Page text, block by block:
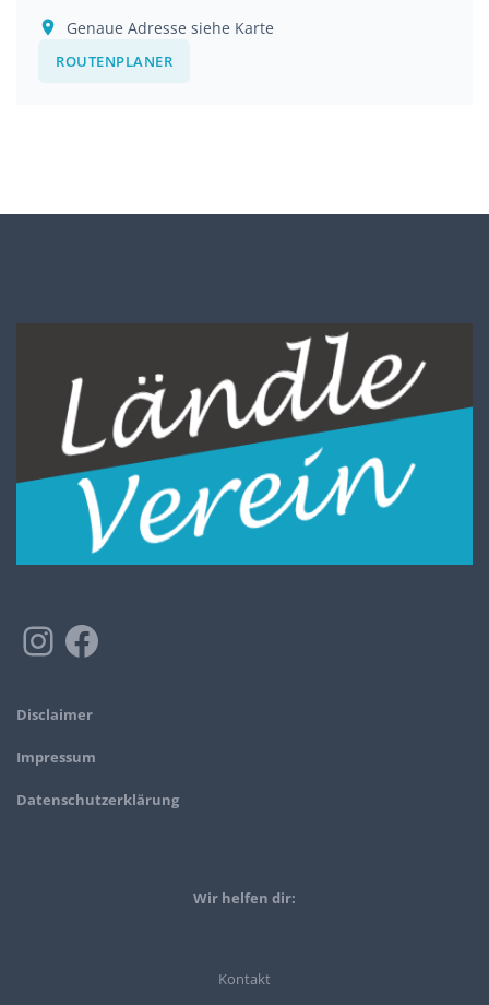
Genaue Adresse siehe Karte
ROUTENPLANER
Disclaimer
Impressum
Datenschutzerklärung
Wir helfen dir:
Kontakt